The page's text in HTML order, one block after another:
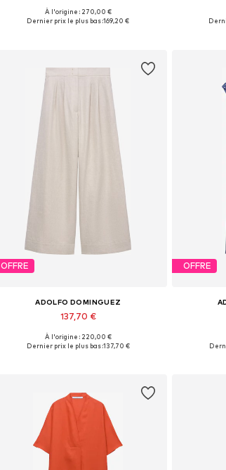
Tailles disponibles: 34, 36, 38, 40, 44
À l'origine : 270,00 €
Dernier prix le plus bas :169,20 €
Tailles
OFFRE
ADOLFO DOMINGUEZ
137,70 €
Tailles disponibles: 36, 38, 40, 42, 44
À l'origine : 220,00 €
Dernier prix le plus bas :137,70 €
OFFRE
Tailles